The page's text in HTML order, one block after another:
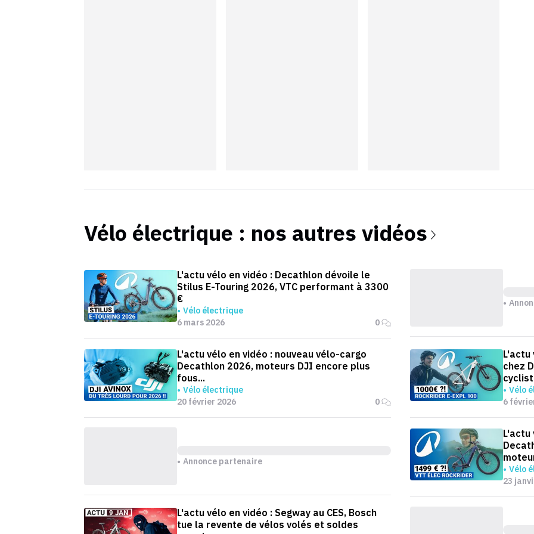
Vélo électrique : nos autres vidéos
L'actu vélo en vidéo : Decathlon dévoile le
Stilus E-Touring 2026, VTC performant à 3300
€
Vélo électrique
6 mars 2026
0
L'actu vélo en vidéo : nouveau vélo-cargo
Decathlon 2026, moteurs DJI encore plus
fous...
Vélo électrique
20 février 2026
0
L'actu
chez
Vélo
6
Annonce partenaire
L'actu
Vélo
23
L'actu vélo en vidéo : Segway au CES, Bosch
tue la revente de vélos volés et soldes